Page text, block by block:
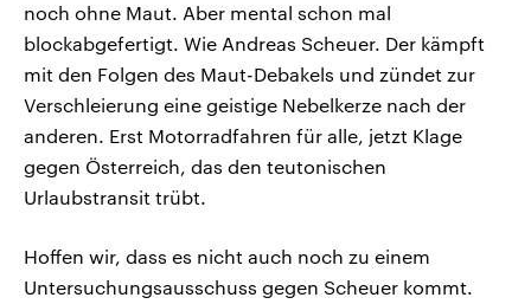
noch ohne Maut. Aber mental schon mal
blockabgefertigt. Wie Andreas Scheuer. Der kämpft
mit den Folgen des Maut-Debakels und zündet zur
Verschleierung eine geistige Nebelkerze nach der
anderen. Erst Motorradfahren für alle, jetzt Klage
gegen Österreich, das den teutonischen
Urlaubstransit trübt.
Hoffen wir, dass es nicht auch noch zu einem
Untersuchungsausschuss gegen Scheuer kommt.